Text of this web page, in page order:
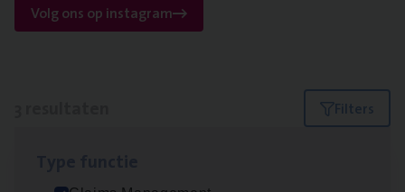
Volg ons op instagram
Filters
Claims­hand­ler Fleet&